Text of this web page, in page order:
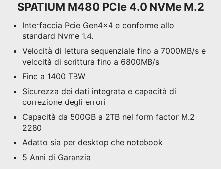
SPATIUM M480 PCIe 4.0 NVMe M.2
Interfaccia Pcie Gen4x4 e conforme allo
standard Nvme 1.4.
Velocità di lettura sequenziale fino a 7000MB/s e
velocità di scrittura fino a 6800MB/s
Fino a 1400 TBW
Sicurezza dei dati integrata e capacità di
correzione degli errori
Capacità da 500GB a 2TB nel form factor M.2
2280
Adatto sia per desktop che notebook
5 Anni di Garanzia